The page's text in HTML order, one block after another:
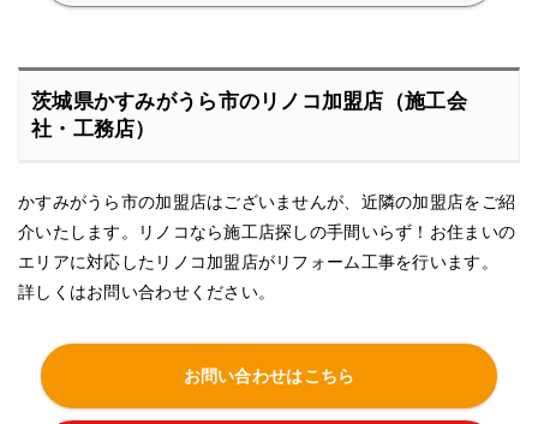
茨城県かすみがうら市のリノコ加盟店（施工会
社・工務店）
かすみがうら市の加盟店はございませんが、近隣の加盟店をご紹
介いたします。リノコなら施工店探しの手間いらず！お住まいの
エリアに対応したリノコ加盟店がリフォーム工事を行います。
詳しくはお問い合わせください。
お問い合わせはこちら